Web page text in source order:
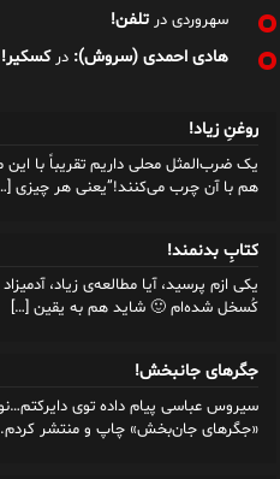
سهروردی در تلفن!
هادی احمدی (سروش): درکسکیر!
روغنِ زیاد!
یک ضرب‌المثل محلی داریم تقریباً با
هم با آن چرب می‌کنند!”یعنی هر چیزی
کتابِ بدنمند!
یکی ازم پرسید، آیا مطالعه‌ی زیاد،
کُسخل شده‌ام 🙂 شاید هم به یقین […]
جگرهای جانبخش!
سیروس عباسی پیام داده توی
«جگرهای جان‌بخش» چاپ و‌ منتشر کردم.